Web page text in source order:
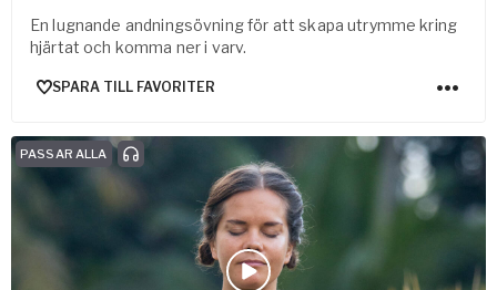
En lugnande andningsövning för att skapa utrymme kring
hjärtat och komma ner i varv.
SPARA TILL FAVORITER
PASSAR ALLA